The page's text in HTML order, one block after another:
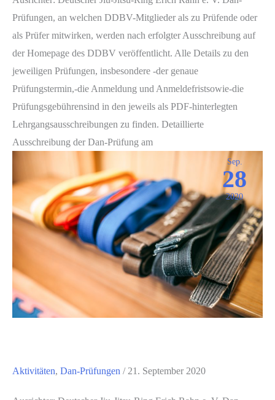
Prüfungen, an welchen DDBV-Mitglieder als zu Prüfende oder
als Prüfer mitwirken, werden nach erfolgter Ausschreibung auf
der Homepage des DDBV veröffentlicht. Alle Details zu den
jeweiligen Prüfungen, insbesondere -der genaue
Prüfungstermin,-die Anmeldung und Anmeldefristsowie-die
Prüfungsgebührensind in den jeweils als PDF-hinterlegten
Lehrgangsausschreibungen zu finden. Detaillierte
Ausschreibung der Dan-Prüfung am
Sep.
28
2020
Aktivitäten, Dan-Prüfungen /21. September 2020